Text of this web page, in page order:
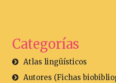
Categorías
Atlas lingüísticos
Autores (Fichas